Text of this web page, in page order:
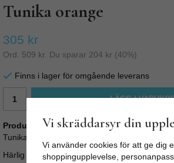
Tunika orange
305 kr
Ord. 509 kr . Du sparar 204 kr (40%)
Finns i lager för omgående leverans
LÄGG I
Produktbeskrivning:
Tunika Pompom från Poppins Clothing
Härlig vid tunika/ topp med snygga pompoms
Vi skräddarsyr din
Vi använder cookies för att ge dig
shoppingupplevelse,